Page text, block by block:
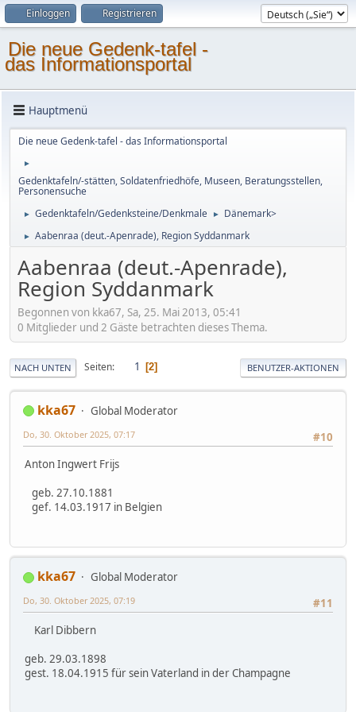
Einloggen Registrieren
Die neue Gedenk-tafel -
das Informationsportal
Hauptmenü
Die neue Gedenk-tafel - das Informationsportal
►
Gedenktafeln/-stätten, Soldatenfriedhöfe, Museen, Beratungsstellen,
Personensuche
► Gedenktafeln/Gedenksteine/Denkmale ► Dänemark>
► Aabenraa (deut.-Apenrade), Region Syddanmark
Aabenraa (deut.-Apenrade),
Region Syddanmark
Begonnen von kka67, Sa, 25. Mai 2013, 05:41
0 Mitglieder und 2 Gäste betrachten dieses Thema.
NACH UNTEN Seiten 1 2 BENUTZER-AKTIONEN
kka67
Global Moderator
#10
Do, 30. Oktober 2025, 07:17
Anton Ingwert Frijs
geb. 27.10.1881
gef. 14.03.1917 in Belgien
kka67
Global Moderator
#11
Do, 30. Oktober 2025, 07:19
Karl Dibbern
geb. 29.03.1898
gest. 18.04.1915 für sein Vaterland in der Champagne